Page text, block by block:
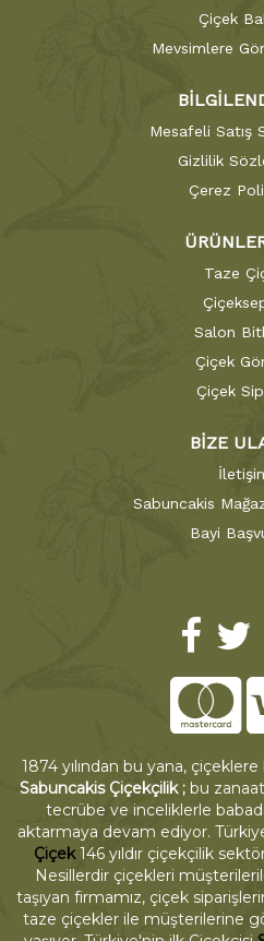
Çiçek
Mevsimlere
Mesafeli Satış
Gizlilik
Çerez
Taze
Salon
Çiçek
Çiçek
BİZE
Sabuncakis
Bayi
1874 yılından bu yana,
Sabuncakis Çiçekçilik ; bu
tecrübe ve inceliklerle
aktarmaya devam ediyor.
Çiçek146 yıldır çiçekçilik
Nesillerdir çiçekleri
taşıyan firmamız, çiçek
taze çiçekler ile müşterilerine